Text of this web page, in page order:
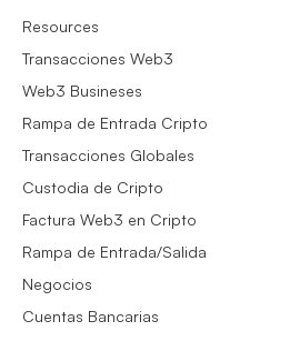
Resources
Transacciones Web3
Web3 Busineses
Rampa de Entrada Cripto
Transacciones Globales
Custodia de Cripto
Factura Web3 en Cripto
Rampa de Entrada/Salida
Negocios
Cuentas Bancarias